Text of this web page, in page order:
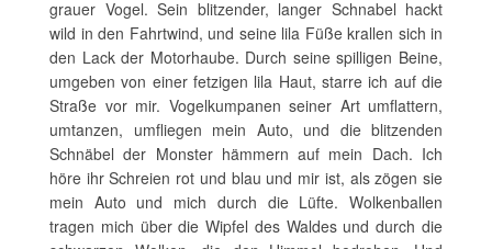
grauer Vogel. Sein blitzender, langer Schnabel hackt
wild in den Fahrtwind, und seine lila Füße krallen sich in
den Lack der Motorhaube. Durch seine spilligen Beine,
umgeben von einer fetzigen lila Haut, starre ich auf die
Straße vor mir. Vogelkumpanen seiner Art umflattern,
umtanzen, umfliegen mein Auto, und die blitzenden
Schnäbel der Monster hämmern auf mein Dach. Ich
höre ihr Schreien rot und blau und mir ist, als zögen sie
mein Auto und mich durch die Lüfte. Wolkenballen
tragen mich über die Wipfel des Waldes und durch die